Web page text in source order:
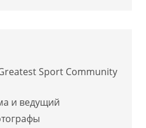
Sport Community
и ведущий